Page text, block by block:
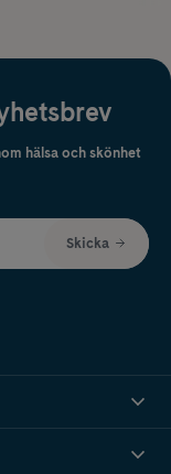
hälsa och skönhet
Skicka